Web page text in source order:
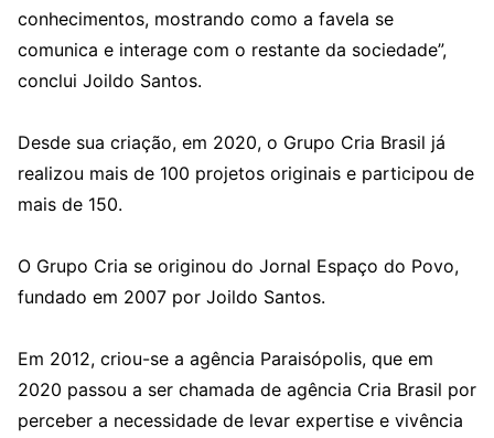
conhecimentos, mostrando como a favela se
comunica e interage com o restante da sociedade”,
conclui Joildo Santos.
Desde sua criação, em 2020, o Grupo Cria Brasil já
realizou mais de 100 projetos originais e participou de
mais de 150.
O Grupo Cria se originou do Jornal Espaço do Povo,
fundado em 2007 por Joildo Santos.
Em 2012, criou-se a agência Paraisópolis, que em
2020 passou a ser chamada de agência Cria Brasil por
perceber a necessidade de levar expertise e vivência